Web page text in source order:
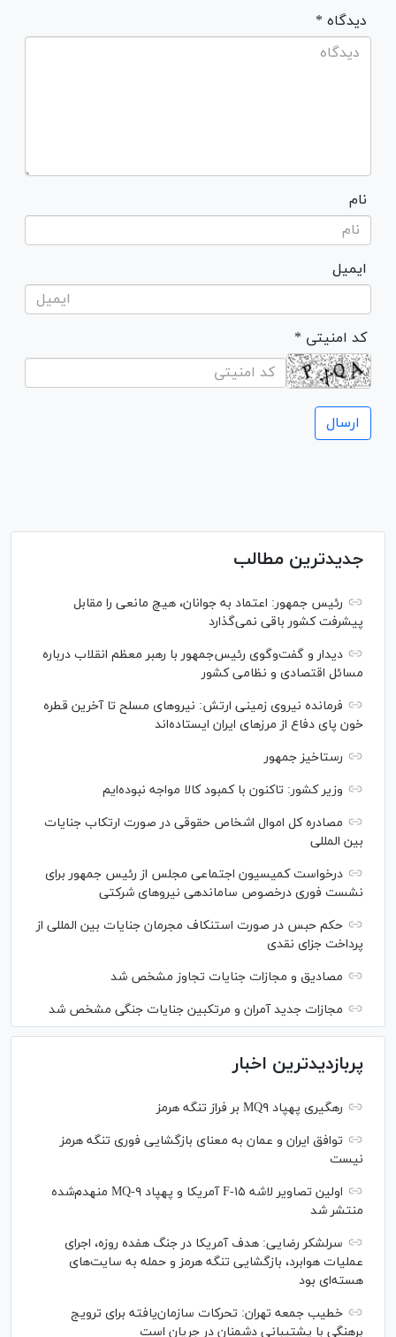
* دیدگاه
نام
ایمیل
* کد امنیتی
جدیدترین مطالب
رئیس جمهور: اعتماد به جوانان، هیچ مانعی را مقابل
پیشرفت کشور باقی نمی‌گذارد
دیدار و گفت‌‌وگوی رئیس‌جمهور با رهبر معظم انقلاب درباره
مسائل اقتصادی و نظامی کشور
فرمانده نیروی زمینی ارتش: نیرو‌های مسلح تا آخرین قطره
خون پای دفاع از مرز‌های ایران ایستاده‌اند
رستاخیز جمهور
وزیر کشور: تاکنون با کمبود کالا مواجه نبوده‌ایم
مصادره کل اموال اشخاص حقوقی در صورت ارتکاب جنایات
بین المللی
درخواست کمیسیون اجتماعی مجلس از رئیس جمهور برای
نشست فوری درخصوص ساماندهی نیرو‌های شرکتی
حکم حبس در صورت استنکاف مجرمان جنایات بین المللی از
پرداخت جزای نقدی
مصادیق و مجازات جنایات تجاوز مشخص شد
مجازات جدید آمران و مرتکبین جنایات جنگی مشخص شد
پربازدیدترین اخبار
رهگیری پهپاد MQ۹ بر فراز تنگه هرمز
توافق ایران و عمان به معنای بازگشایی فوری تنگه هرمز
نیست
اولین تصاویر لاشه F-۱۵ آمریکا و پهپاد MQ-۹ منهدم‌شده
منتشر شد
سرلشکر رضایی: هدف آمریکا در جنگ هفده روزه، اجرای
عملیات هوابرد، بازگشایی تنگه هرمز و حمله به سایت‌های
هسته‌ای بود
خطیب جمعه تهران: تحرکات سازمان‌یافته برای ترویج
برهنگی با پشتیبانی دشمنان در جریان است